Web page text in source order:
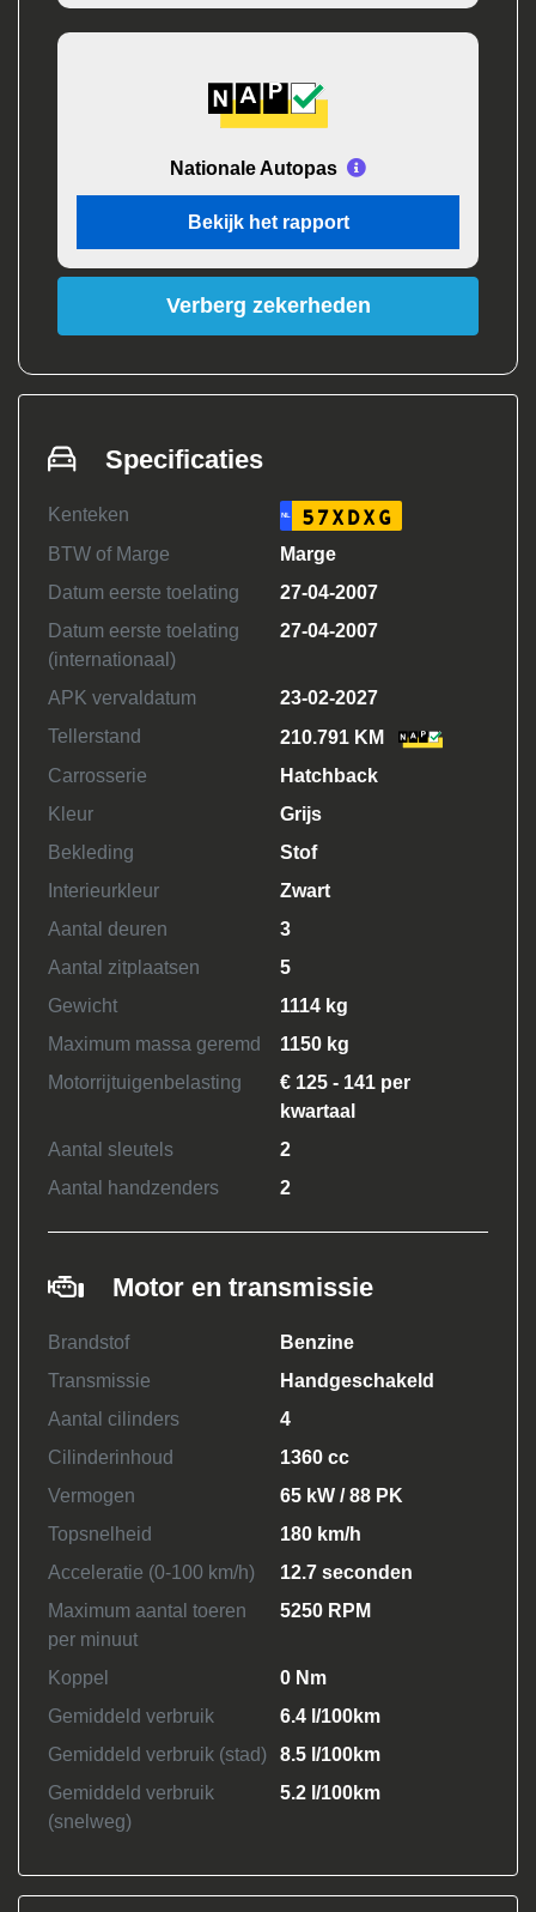
Nationale Autopas
Bekijk het rapport
Verberg zekerheden
Specificaties
Kenteken NL 57XDXG
BTW of Marge
Marge
Datum eerste toelating
27-04-2007
Datum eerste toelating
(internationaal)
27-04-2007
APK vervaldatum
23-02-2027
Tellerstand
210.791 KM
Carrosserie
Hatchback
Kleur
Grijs
Bekleding
Stof
Interieurkleur
Zwart
Aantal deuren
3
Aantal zitplaatsen
5
Gewicht
1114 kg
Maximum massa geremd
1150 kg
Motorrijtuigenbelasting
€ 125 - 141 per
kwartaal
Aantal sleutels
2
Aantal handzenders
2
Motor en transmissie
Brandstof
Benzine
Transmissie
Handgeschakeld
Aantal cilinders
4
Cilinderinhoud
1360 cc
Vermogen
65 kW / 88 PK
Topsnelheid
180 km/h
Acceleratie (0-100 km/h)
12.7 seconden
Maximum aantal toeren
per minuut
5250 RPM
Koppel
0 Nm
Gemiddeld verbruik
6.4 l/100km
Gemiddeld verbruik (stad)
8.5 l/100km
Gemiddeld verbruik
(snelweg)
5.2 l/100km